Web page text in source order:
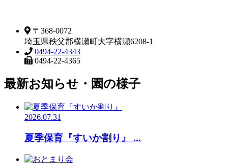
〒368-0072
埼玉県秩父郡横瀬町大字横瀬6208-1
0494-22-4343
0494-22-4365
最新お知らせ・園の様子
2026.07.31
夏季保育『すいか割り』 ...